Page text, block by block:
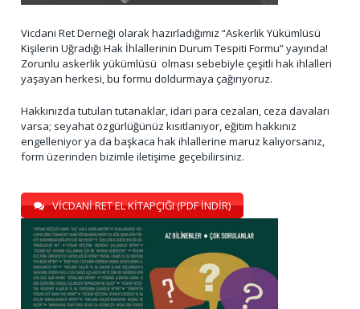
Vicdani Ret Derneği olarak hazırladığımız “Askerlik Yükümlüsü
Kişilerin Uğradığı Hak İhlallerinin Durum Tespiti Formu” yayında!
Zorunlu askerlik yükümlüsü olması sebebiyle çeşitli hak ihlalleri
yaşayan herkesi, bu formu doldurmaya çağırıyoruz.
Hakkınızda tutulan tutanaklar, idari para cezaları, ceza davaları
varsa; seyahat özgürlüğünüz kısıtlanıyor, eğitim hakkınız
engelleniyor ya da başkaca hak ihlallerine maruz kalıyorsanız,
form üzerinden bizimle iletişime geçebilirsiniz.
VİCDANİ RET EL KİTAPÇIĞI (PDF İNDİR)